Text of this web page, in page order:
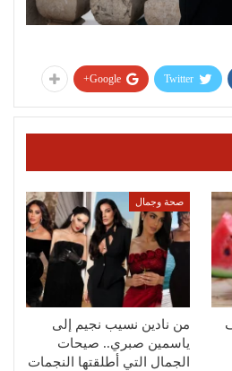
Twitter
Google+
صحة وجمال
من نادين نسيب نجيم إلى
ياسمين صبري.. صيحات
الجمال التي أطلقتها النجمات